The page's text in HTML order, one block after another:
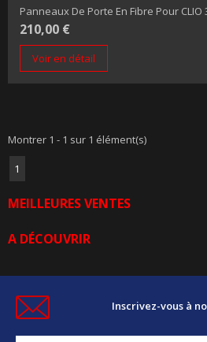
Panneaux De Porte En Fibre Pour CLIO
210,00 €
Voir en détail
Montrer 1 - 1 sur 1 élément(s)
1
MEILLEURES VENTES
A DÉCOUVRIR
Inscrivez-vous à